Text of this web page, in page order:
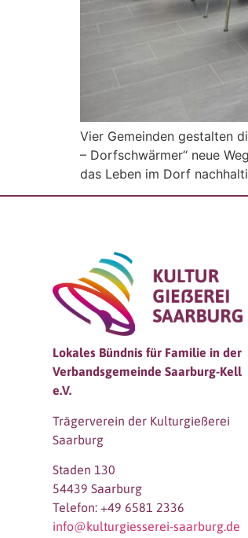
Vier Gemeinden gestalten
– Dorfschwärmer“ neue
das Leben im Dorf
Lokales Bündnis für Familie in der
Verbandsgemeinde Saarburg-Kell
e.V.
Trägerverein der Kulturgießerei
Saarburg
Staden 130
54439 Saarburg
Telefon: +49 6581 2336
info@kulturgiesserei-saarburg.de